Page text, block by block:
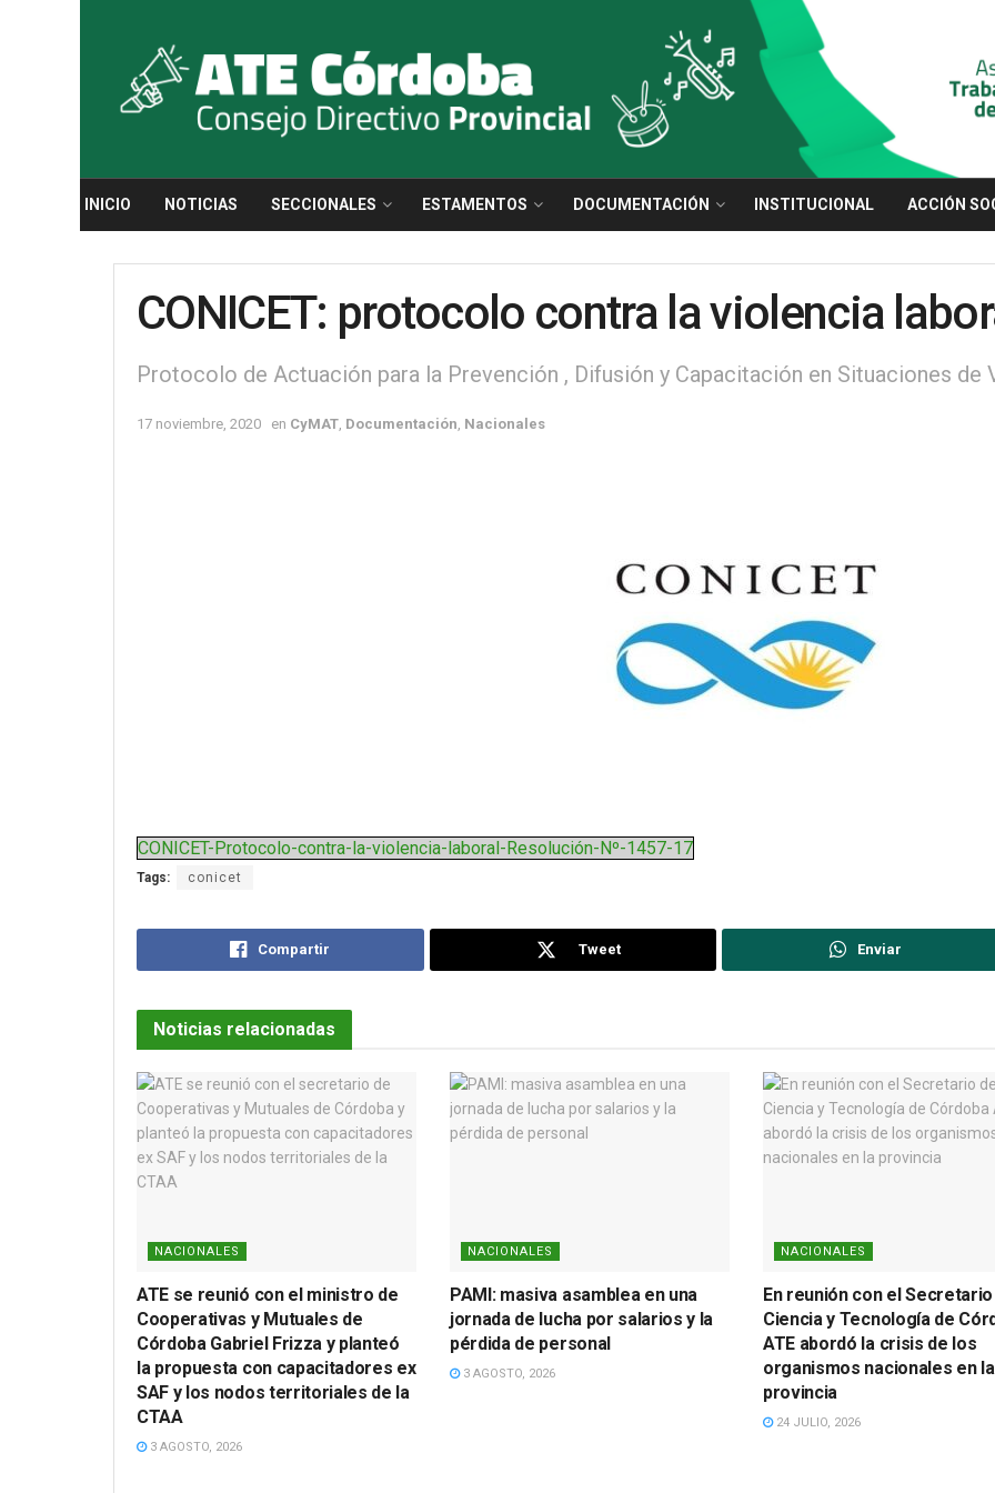
INICIO NOTICIAS SECCIONALES ESTAMENTOS DOCUMENTACIÓN INSTITUCIONAL ACCIÓN
CONICET: protocolo contra la violencia
Protocolo de Actuación para la Prevención , Difusión y Capacitación en Situaciones de
17 noviembre, 2020 en CyMAT Documentación Nacionales
CONICET-Protocolo-contra-la-violencia-laboral-Resolución-Nº-1457-17
Tags: conicet
Compartir Tweet Enviar
Noticias relacionadas
NACIONALES
ATE se reunió con el ministro de
Cooperativas y Mutuales de
Córdoba Gabriel Frizza y planteó
la propuesta con capacitadores ex
SAF y los nodos territoriales de la
CTAA
3 AGOSTO, 2026
NACIONALES
PAMI: masiva asamblea en una
jornada de lucha por salarios y la
pérdida de personal
3 AGOSTO, 2026
NACIONALES
En reunión con el Secretario
Ciencia y Tecnología de
ATE abordó la crisis de los
organismos nacionales en la
provincia
24 JULIO, 2026